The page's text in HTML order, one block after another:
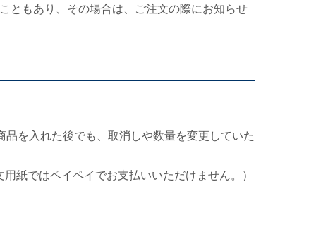
ともあり、その場合は、ご注文の際にお知らせ
を入れた後でも、取消しや数量を変更していた
紙ではペイペイでお支払いいただけません。）